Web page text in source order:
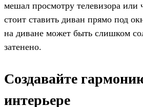
мешал просмотру телевизора
стоит ставить диван прямо под
на диване может быть слишком
затенено.
Создавайте
интерьере